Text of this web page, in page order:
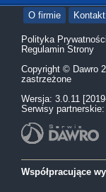
O firmie Kontakt
Polityka Prywatności
Regulamin Strony
Copyright © Dawro
zastrzeżone
Wersja: 3.0.11
Serwisy partnerskie:
Współpracujące